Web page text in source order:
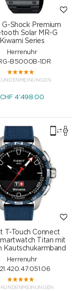
G-Shock Premium
Solar MR-G
Kiwami Series
Herrenuhr
B5000B-1DR
CHF4'498.00
T-Touch Connect
Titan mit
Kautschukarmband
Herrenuhr